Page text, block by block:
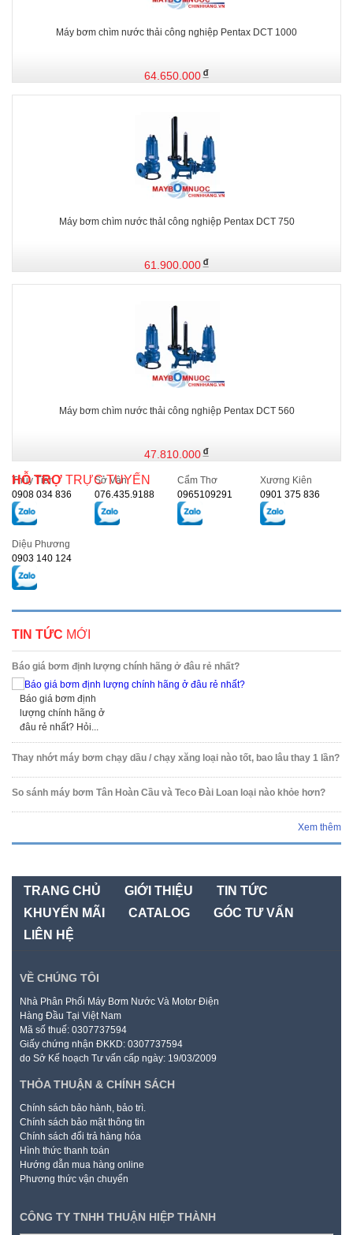
Máy bơm chìm nước thải công nghiệp Pentax DCT 1000
64.650.000
Máy bơm chìm nước thảI công nghiệp Pentax DCT 750
61.900.000
Máy bơm chìm nước thải công nghiệp Pentax DCT 560
47.810.000
HỖ TRỢ TRỰC TUYẾN
Thủy Tiên
0908 034 836
Sở Vân
076.435.9188
Cẩm Thơ
0965109291
Xương Kiên
0901 375 836
Diệu Phương
0903 140 124
TIN TỨC MỚI
Báo giá bơm định lượng chính hãng ở đâu rẻ nhất?
Báo giá bơm định
lượng chính hãng ở
đâu rẻ nhất? Hỏi...
Thay nhớt máy bơm chạy dầu / chạy xăng loại nào tốt, bao lâu thay 1 lần?
So sánh máy bơm Tân Hoàn Cầu và Teco Đài Loan loại nào khỏe hơn?
Xem thêm
TRANG CHỦ GIỚI THIỆU
TIN TỨC
KHUYẾN MÃI
CATALOG
GÓC TƯ VẤN
LIÊN HỆ
VỀ CHÚNG TÔI
Nhà Phân Phối Máy Bơm Nước Và Motor Điện
Hàng Đầu Tại Việt Nam
Mã số thuế: 0307737594
Giấy chứng nhận ĐKKD: 0307737594
do Sở Kế hoạch Tư vấn cấp ngày: 19/03/2009
THỎA THUẬN & CHÍNH SÁCH
Chính sách bảo hành, bảo trì.
Chính sách bảo mật thông tin
Chính sách đổi trả hàng hóa
Hình thức thanh toán
Hướng dẫn mua hàng online
Phương thức vận chuyển
CÔNG TY TNHH THUẬN HIỆP THÀNH